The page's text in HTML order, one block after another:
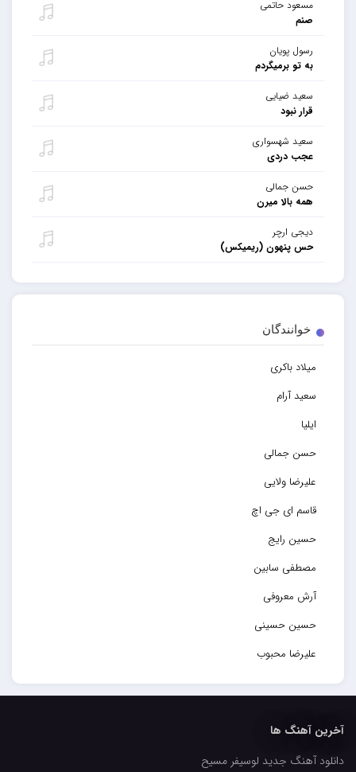
مسعود حاتمی
صنم
رسول پویان
به تو برمیگردم
سعید ضیایی
قرار نبود
سعید شهسواری
عجب دردی
حسن جمالی
همه بالا میرن
دیجی ارچر
حس پنهون (ریمیکس)
خوانندگان
میلاد باکری
سعید آرام
ایلیا
حسن جمالی
علیرضا ولایی
قاسم ای جی اچ
حسین رایج
مصطفی سابین
آرش معروفی
حسین حسینی
علیرضا محبوب
حسین حصارکی
کاپیتان
مجید رضوی
آخرین آهنگ ها
دانلود آهنگ جدید لوسیفر مسیح